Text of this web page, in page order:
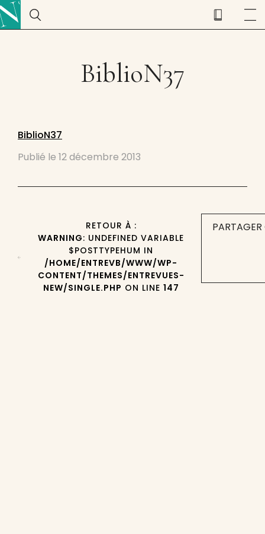
BiblioN37
BiblioN37
Publié le 12 décembre 2013
RETOUR À :
WARNING: UNDEFINED VARIABLE
$POSTTYPEHUM IN
/HOME/ENTREVB/WWW/WP-
CONTENT/THEMES/ENTREVUES-
NEW/SINGLE.PHP ON LINE 147